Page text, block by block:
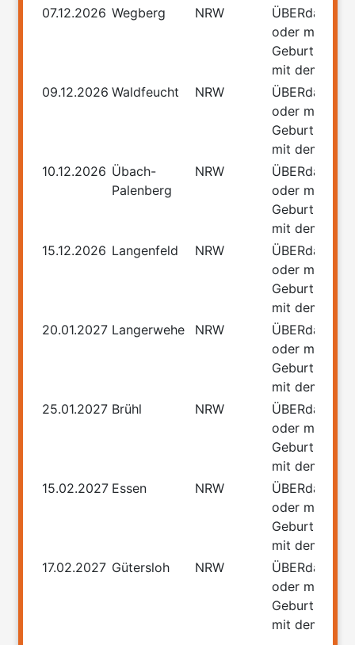
07.12.2026 Wegberg NRW
oder meine
Geburtstage
mit dem
09.12.2026 Waldfeucht NRW
oder meine
Geburtstage
mit dem
10.12.2026 Übach-
Palenberg
NRW
oder meine
Geburtstage
mit dem
15.12.2026 Langenfeld NRW
oder meine
Geburtstage
mit dem
20.01.2027 Langerwehe NRW
oder meine
Geburtstage
mit dem
25.01.2027 Brühl NRW
oder meine
Geburtstage
mit dem
15.02.2027 Essen NRW
oder meine
Geburtstage
mit dem
17.02.2027 Gütersloh NRW
oder meine
Geburtstage
mit dem